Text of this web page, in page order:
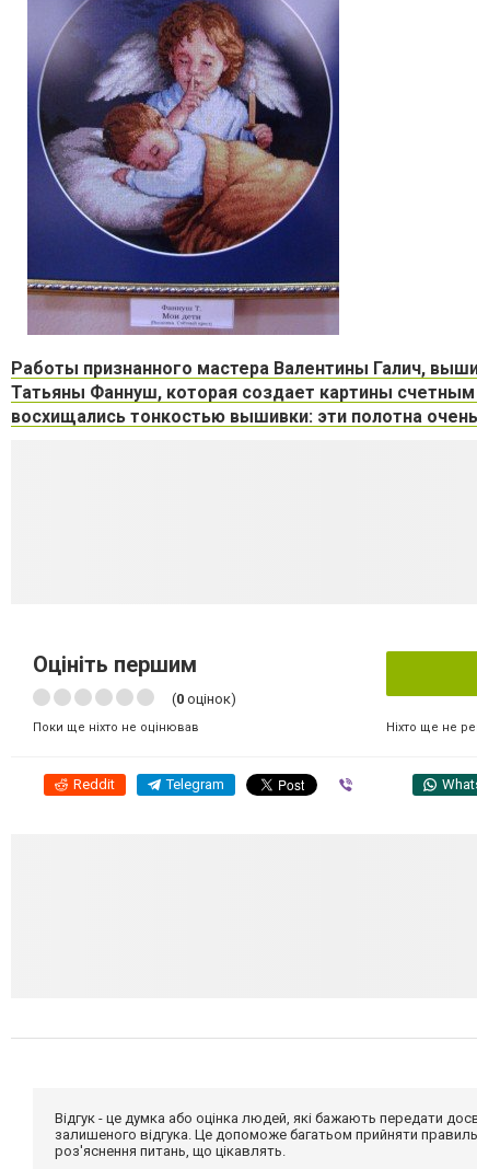
Работы признанного мастера Валентины Галич,
Татьяны Фаннуш, которая создает картины
восхищались тонкостью вышивки: эти полотна
Оцініть першим
(0 оцінок)
Поки ще ніхто не оцінював Ніхто ще не
Reddit Telegram
Відгук - це думка або оцінка людей, які бажають передати
залишеного відгука. Це допоможе багатьом прийняти
роз'яснення питань, що цікавлять.